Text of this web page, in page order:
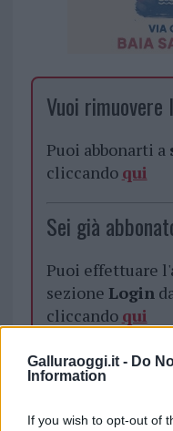
Galluraoggi.it - Do
Information
If you wish to opt-out of
Vuoi
Puoi abbonarti a
cliccando qui
Sei già
Puoi effettuare
sezione Login
cliccando qui
TEMI:
Comune Di